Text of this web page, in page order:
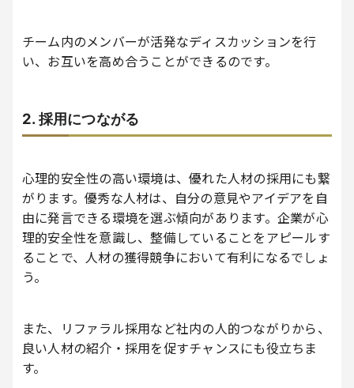
チーム内のメンバーが活発なディスカッションを行
い、お互いを高め合うことができるのです。
2. 採用につながる
心理的安全性の高い環境は、優れた人材の採用にも繋
がります。優秀な人材は、自分の意見やアイデアを自
由に発言できる環境を選ぶ傾向があります。企業が心
理的安全性を意識し、整備していることをアピールす
ることで、人材の獲得競争において有利になるでしょ
う。
また、リファラル採用など社内の人的つながりから、
良い人材の紹介・採用を促すチャンスにも役立ちま
す。